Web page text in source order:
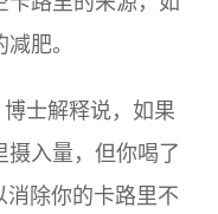
肥。
士解释说，如果
摄入量，但你喝了
消除你的卡路里不